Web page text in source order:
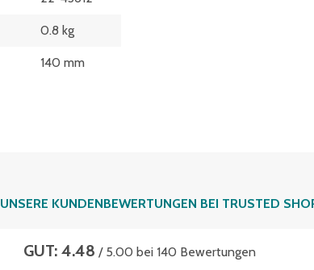
0.8 kg
140 mm
UNSERE KUNDENBEWERTUNGEN BEI TRUSTED
GUT: 4.48 / 5.00 bei 140 Bewertungen